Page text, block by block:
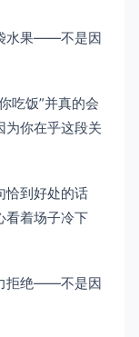
水果——不是因
吃饭”并真的会
你在乎这段关
恰到好处的话
着场子冷下
拒绝——不是因